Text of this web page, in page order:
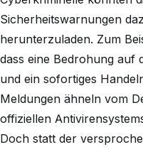
Sicherheitswarnungen
herunterzuladen. Zum
dass eine Bedrohung auf
und ein sofortiges
Meldungen ähneln vom
offiziellen
Doch statt der